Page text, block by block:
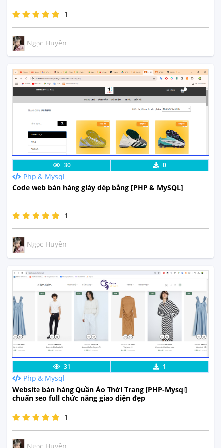
1
Ngọc Huyền
Lưu code Xem Thực Tế
30 0
Php & Mysql
Code web bán hàng giày dép bằng [PHP & MySQL]
1
Ngọc Huyền
Lưu code Xem Thực Tế
31 1
Php & Mysql
Website bán hàng Quần Áo Thời Trang [PHP-Mysql]
chuẩn seo full chức năng giao diện đẹp
1
Ngọc Huyền